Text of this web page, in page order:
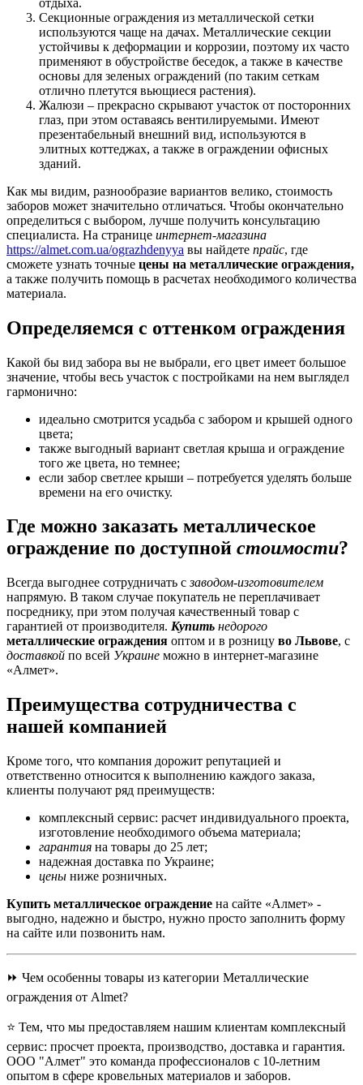
Секционные ограждения из металлической сетки
используются чаще на дачах. Металлические секции
устойчивы к деформации и коррозии, поэтому их часто
применяют в обустройстве беседок, а также в качестве
основы для зеленых ограждений (по таким сеткам
отлично плетутся вьющиеся растения).
Жалюзи – прекрасно скрывают участок от посторонних
глаз, при этом оставаясь вентилируемыми. Имеют
презентабельный внешний вид, используются в
элитных коттеджах, а также в ограждении офисных
зданий.
Как мы видим, разнообразие вариантов велико, стоимость
заборов может значительно отличаться. Чтобы окончательно
определиться с выбором, лучше получить консультацию
специалиста. На странице интернет-магазина
https://almet.com.ua/ograzhdenyya вы найдете прайс, где
сможете узнать точные цены на металлические ограждения,
а также получить помощь в расчетах необходимого количества
материала.
Определяемся с оттенком ограждения
Какой бы вид забора вы не выбрали, его цвет имеет большое
значение, чтобы весь участок с постройками на нем выглядел
гармонично:
идеально смотрится усадьба с забором и крышей одного
цвета;
также выгодный вариант светлая крыша и ограждение
того же цвета, но темнее;
если забор светлее крыши – потребуется уделять больше
времени на его очистку.
Где можно заказать металлическое
ограждение по доступной стоимости?
Всегда выгоднее сотрудничать сзаводом-изготовителем
напрямую. В таком случае покупатель не переплачивает
посреднику, при этом получая качественный товар с
гарантией от производителя. Купить недорого
металлические ограждения оптом и в розницу во Львове, с
доставкой по всей Украине можно в интернет-магазине
«Алмет».
Преимущества сотрудничества с
нашей компанией
Кроме того, что компания дорожит репутацией и
ответственно относится к выполнению каждого заказа,
клиенты получают ряд преимуществ:
комплексный сервис: расчет индивидуального проекта,
изготовление необходимого объема материала;
гарантия на товары до 25 лет;
надежная доставка по Украине;
цены ниже розничных.
Купить металлическое ограждение на сайте «Алмет» -
выгодно, надежно и быстро, нужно просто заполнить форму
на сайте или позвонить нам.
⏩ Чем особенны товары из категории Металлические
ограждения от Almet?
⭐ Тем, что мы предоставляем нашим клиентам комплексный
сервис: просчет проекта, производство, доставка и гарантия.
ООО "Алмет" это команда профессионалов с 10-летним
опытом в сфере кровельных материалов и заборов.